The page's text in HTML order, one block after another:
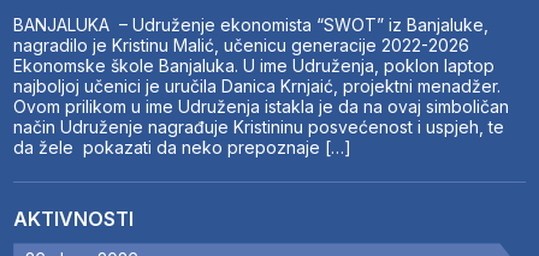
BANJALUKA – Udruženje ekonomista “SWOT” iz Banjaluke,
nagradilo je Kristinu Malić, učenicu generacije 2022-2026
Ekonomske škole Banjaluka. U ime Udruženja, poklon laptop
najboljoj učenici je uručila Danica Krnjaić, projektni menadžer.
Ovom prilikom u ime Udruženja istakla je da na ovaj simboličan
način Udruženje nagrađuje Kristininu posvećenost i uspjeh, te
da žele pokazati da neko prepoznaje […]
AKTIVNOSTI